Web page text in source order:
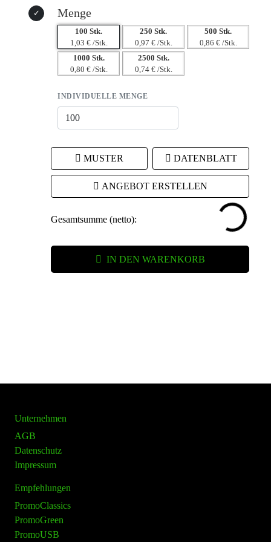
Menge
100 Stk.
1,03 € /Stk.
250 Stk.
0,97 € /Stk.
500 Stk.
0,86 € /Stk.
1000 Stk.
0,80 € /Stk.
2500 Stk.
0,74 € /Stk.
INDIVIDUELLE MENGE
MUSTER DATENBLATT
ANGEBOT ERSTELLEN
Gesamtsumme (netto):
IN DEN WARENKORB
Unternehmen
AGB
Datenschutz
Impressum
Empfehlungen
PromoClassics
PromoGreen
PromoUSB